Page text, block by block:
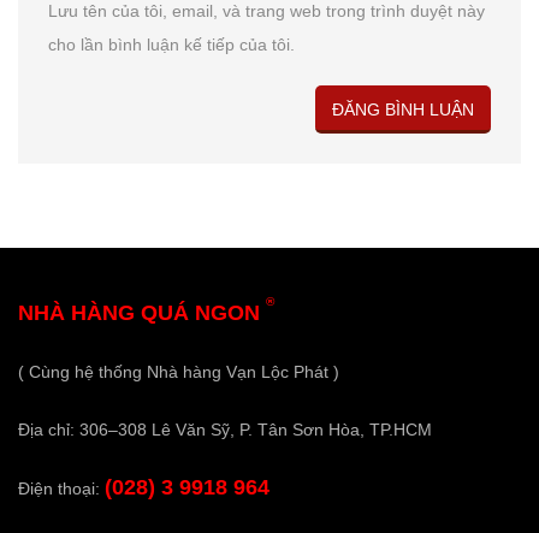
Lưu tên của tôi, email, và trang web trong trình duyệt này
cho lần bình luận kế tiếp của tôi.
NHÀ HÀNG QUÁ NGON ®
( Cùng hệ thống Nhà hàng Vạn Lộc Phát )
Địa chỉ: 306–308 Lê Văn Sỹ, P. Tân Sơn Hòa, TP.HCM
Điện thoại: (028) 3 9918 964